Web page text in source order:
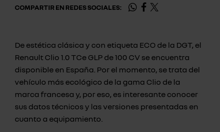
COMPARTIR EN REDES SOCIALES:
De estética clásica y con etiqueta ECO de la DGT, el
Renault Clio 1.0 TCe GLP de 100 CV se encuentra
disponible en España. Por el momento, se trata del
vehículo más ecológico de la gama Clio de la
marca francesa y, por eso, es interesante conocer
sus datos técnicos y las versiones presentadas en
cuanto a equipamiento.